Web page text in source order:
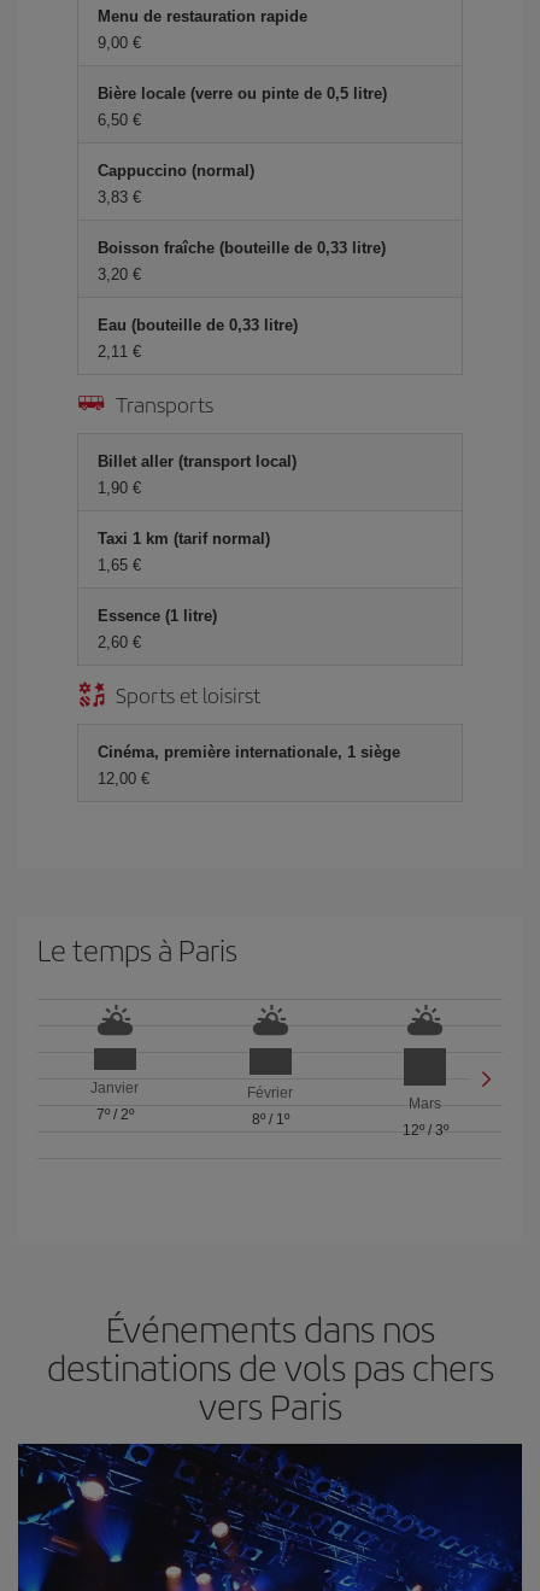
Menu de restauration rapide
9,00 €
Bière locale (verre ou pinte de 0,5 litre)
6,50 €
Cappuccino (normal)
3,83 €
Boisson fraîche (bouteille de 0,33 litre)
3,20 €
Eau (bouteille de 0,33 litre)
2,11 €
Transports
Billet aller (transport local)
1,90 €
Taxi 1 km (tarif normal)
1,65 €
Essence (1 litre)
2,60 €
Sports et loisirst
Cinéma, première internationale, 1 siège
12,00 €
Le temps à Paris
Janvier
7º/ 2º
Février
8º/ 1º
Mars
12º/ 3º
Événements dans nos
destinations de vols pas chers
vers Paris